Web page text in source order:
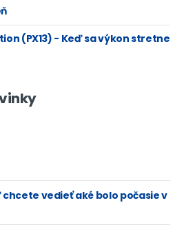
(PX13) - Keď sa výkon stretne
vedieť aké bolo počasie v